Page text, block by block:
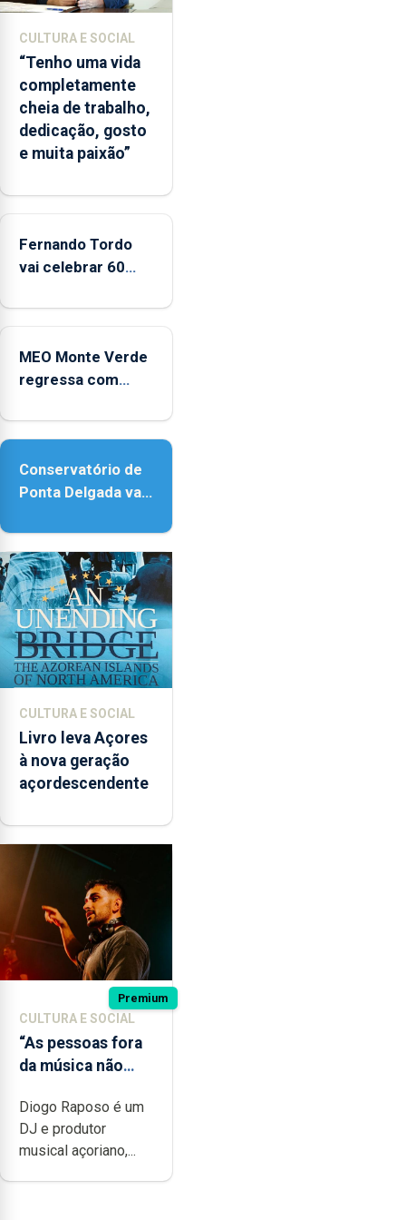
desfavorável
à
proposta
do
Chega,
critica
também
brancas
poderem
Açores
CULTURA E SOCIAL
“Tenho uma vida
completamente
cheia de trabalho,
dedicação, gosto
e muita paixão”
Fernando Tordo
vai celebrar 60
no Coliseu
MEO Monte Verde
regressa com
acessibilidade
Conservatório de
Ponta Delgada vai
instrumentos
CULTURA E SOCIAL
Livro leva Açores
à nova geração
açordescendente
Premium
CULTURA E SOCIAL
“As pessoas fora
da música não
quão difícil é
produzir uma
música”
Diogo Raposo é um
DJ e produtor
musical açoriano,...